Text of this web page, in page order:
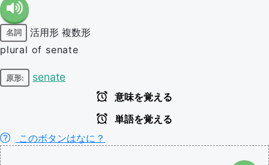
名詞 活用形 複数形
plural of senate
原形: senate
意味を覚える
単語を覚える
このボタンはなに？